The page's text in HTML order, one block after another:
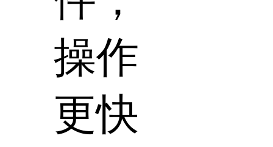
操作
更快